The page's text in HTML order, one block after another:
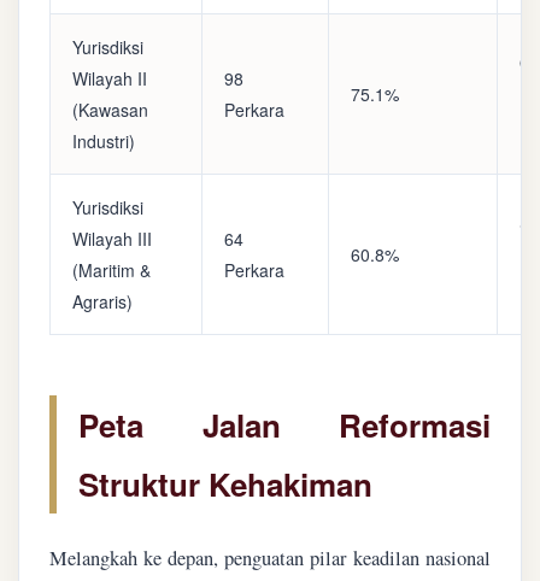
Yurisdiksi
Wilayah II
(Kawasan
Industri)
98
Perkara
75.1%
Yurisdiksi
Wilayah III
(Maritim &
Agraris)
64
Perkara
60.8%
Peta Jalan Reformasi
Struktur Kehakiman
Melangkah ke depan, penguatan pilar keadilan nasional